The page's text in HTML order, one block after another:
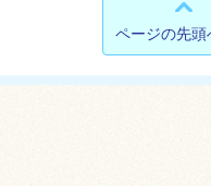
ページの先頭